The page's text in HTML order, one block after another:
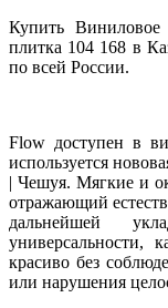
Купить
плитка 104 168 в
по всей России.
Flow доступен в
используется
| Чешуя. Мягкие и
отражающий
дальнейшей
универсальности,
красиво без
или нарушения